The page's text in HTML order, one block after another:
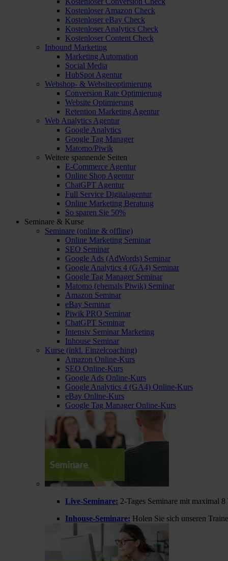
Kostenloser Amazon Check
Kostenloser eBay Check
Kostenloser Analytics Check
Kostenloser Content Check
Inbound Marketing
Marketing Automation
Social Media
HubSpot Agentur
Webshop- & Websiteoptimierung
Conversion Rate Optimierung
Website Optimierung
Retention Marketing Agentur
Web Analytics Agentur
Google Analytics
Google Tag Manager
Matomo/Piwik
Weitere spannende Seiten
E-Commerce Agentur
Online Shop Agentur
ChatGPT Agentur
Full Service Digitalagentur
Online Marketing Beratung
So sparen Sie 50%
Seminare & Kurse
Seminare (online & offline)
Online Marketing Seminar
SEO Seminar
Google Ads (AdWords) Seminar
Google Analytics 4 (GA4) Seminar
Google Tag Manager Seminar
Matomo (ehemals Piwik) Seminar
Amazon Seminar
eBay Seminar
Piwik PRO Seminar
ChatGPT Seminar
Intensiv Seminar Marketing
Inhouse Seminar
Kurse (inkl. Einzelcoaching)
Amazon Online-Kurs
SEO Online-Kurs
Google Ads Online-Kurs
Google Analytics 4 (GA4) Online-Kurs
eBay Online-Kurs
Google Tag Manager Online-Kurs
Live-Seminare: 2-Tages Seminare mit maximal
Inhouse-Seminare: Holen Sie sich unseren